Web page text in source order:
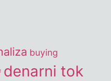
buying
denarni tok